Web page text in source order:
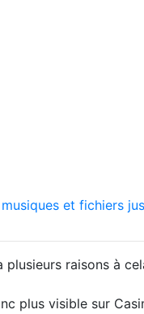
et fichiers
raisons à
plus visible sur